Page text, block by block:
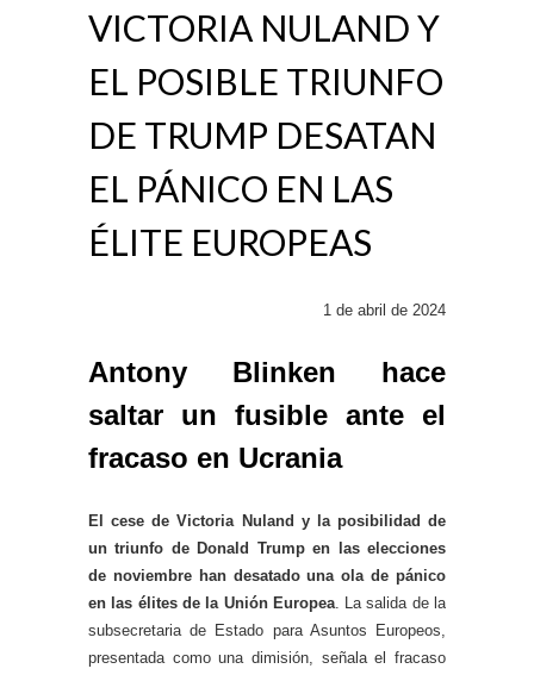
VICTORIA NULAND Y
EL POSIBLE TRIUNFO
DE TRUMP DESATAN
EL PÁNICO EN LAS
ÉLITE EUROPEAS
1 de abril de 2024
Antony Blinken hace
saltar un fusible ante el
fracaso en Ucrania
El cese de Victoria Nuland y la posibilidad de
un triunfo de Donald Trump en las elecciones
de noviembre han desatado una ola de pánico
en las élites de la Unión Europea. La salida de la
subsecretaria de Estado para Asuntos Europeos,
presentada como una dimisión, señala el fracaso